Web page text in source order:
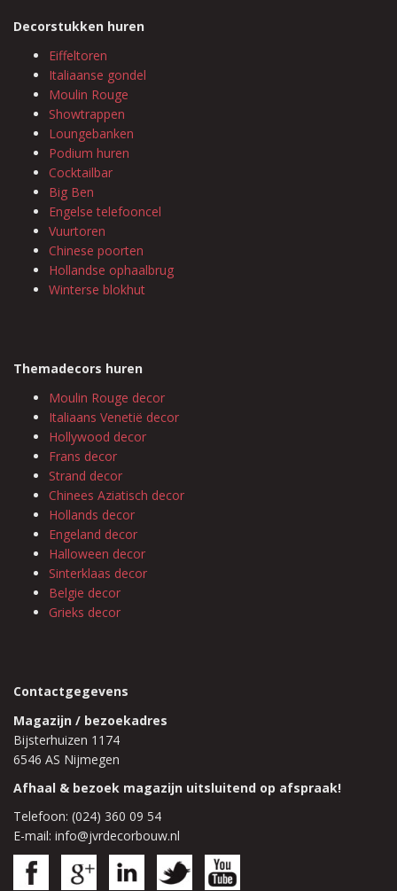
Decorstukken huren
Eiffeltoren
Italiaanse gondel
Moulin Rouge
Showtrappen
Loungebanken
Podium huren
Cocktailbar
Big Ben
Engelse telefooncel
Vuurtoren
Chinese poorten
Hollandse ophaalbrug
Winterse blokhut
Themadecors huren
Moulin Rouge decor
Italiaans Venetië decor
Hollywood decor
Frans decor
Strand decor
Chinees Aziatisch decor
Hollands decor
Engeland decor
Halloween decor
Sinterklaas decor
Belgie decor
Grieks decor
Contactgegevens
Magazijn / bezoekadres
Bijsterhuizen 1174
6546 AS Nijmegen
Afhaal & bezoek magazijn uitsluitend op afspraak!
Telefoon: (024) 360 09 54
E-mail: info@jvrdecorbouw.nl